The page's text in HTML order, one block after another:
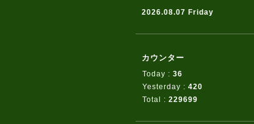
2026.08.07 Friday
カウンター
Today : 36
Yesterday : 420
Total : 229699